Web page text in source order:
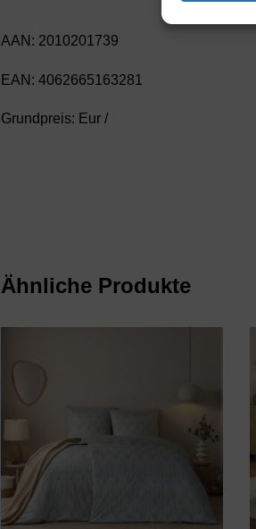
AAN: 2010201739
EAN: 4062665163281
Grundpreis: Eur /
Ähnliche Produkte